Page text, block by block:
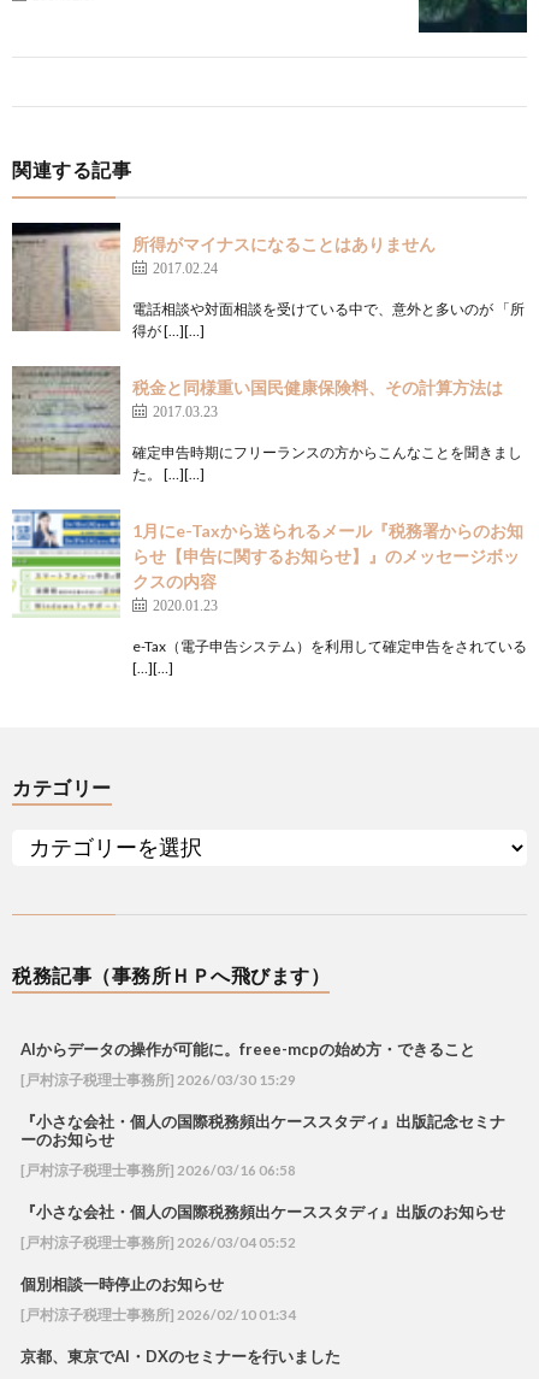
関連する記事
所得がマイナスになることはありません
2017.02.24
電話相談や対面相談を受けている中で、意外と多いのが 「所
得が […][…]
税金と同様重い国民健康保険料、その計算方法は
2017.03.23
確定申告時期にフリーランスの方からこんなことを聞きまし
た。 […][…]
1月にe-Taxから送られるメール『税務署からのお知
らせ【申告に関するお知らせ】』のメッセージボッ
クスの内容
2020.01.23
e-Tax（電子申告システム）を利用して確定申告をされている
[…][…]
カテゴリー
税務記事（事務所ＨＰへ飛びます）
AIからデータの操作が可能に。freee-mcpの始め方・できること
[戸村涼子税理士事務所] 2026/03/30 15:29
『小さな会社・個人の国際税務頻出ケーススタディ』出版記念セミナ
ーのお知らせ
[戸村涼子税理士事務所] 2026/03/16 06:58
『小さな会社・個人の国際税務頻出ケーススタディ』出版のお知らせ
[戸村涼子税理士事務所] 2026/03/04 05:52
個別相談一時停止のお知らせ
[戸村涼子税理士事務所] 2026/02/10 01:34
京都、東京でAI・DXのセミナーを行いました